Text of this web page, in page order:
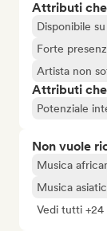
Attributi
Disponibile
Forte
Artista non
Attributi
Potenziale
Non vuole
Musica
Musica
Vedi tutti +24